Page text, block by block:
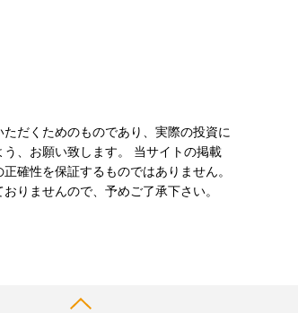
だくためのものであり、実際の投資に
、お願い致します。 当サイトの掲載
確性を保証するものではありません。
りませんので、予めご了承下さい。